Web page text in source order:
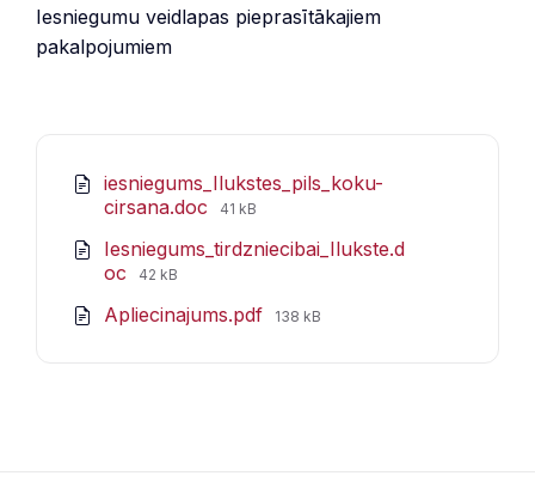
Iesniegumu veidlapas pieprasītākajiem
pakalpojumiem
iesniegums_Ilukstes_pils_koku-
cirsana.doc File
41 kB
Iesniegums_tirdzniecibai_Ilukste.d
oc File
42 kB
Apliecinajums.pdf File
138 kB